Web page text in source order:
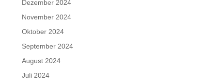
Dezember 2024
November 2024
Oktober 2024
September 2024
August 2024
Juli 2024